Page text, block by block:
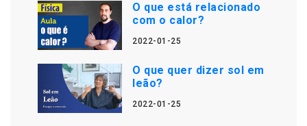
O que está relacionado
com o calor?
2022-01-25
O que quer dizer sol em
leão?
2022-01-25